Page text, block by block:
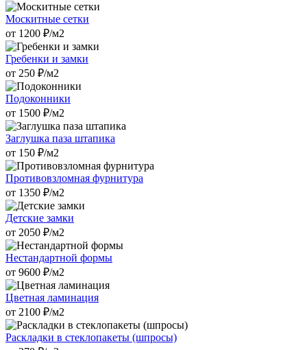
Москитные сетки
от 1200 ₽/м2
Гребенки и замки
от 250 ₽/м2
Подоконники
от 1500 ₽/м2
Заглушка паза штапика
от 150 ₽/м2
Противовзломная фурнитура
от 1350 ₽/м2
Детские замки
от 2050 ₽/м2
Нестандартной формы
от 9600 ₽/м2
Цветная ламинация
от 2100 ₽/м2
Раскладки в стеклопакеты (шпросы)